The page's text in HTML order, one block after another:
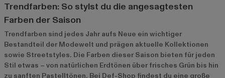
Trendfarben: So stylst du die angesagtesten
Farben der Saison
Trendfarben sind jedes Jahr aufs Neue ein wichtiger
Bestandteil der Modewelt und prägen aktuelle Kollektionen
sowie Streetstyles. Die Farben dieser Saison bieten für jeden
Stil etwas – von natürlichen Erdtönen über frisches Grün bis hin
zu sanften Pastelltönen. Bei Def-Shop findest du eine große